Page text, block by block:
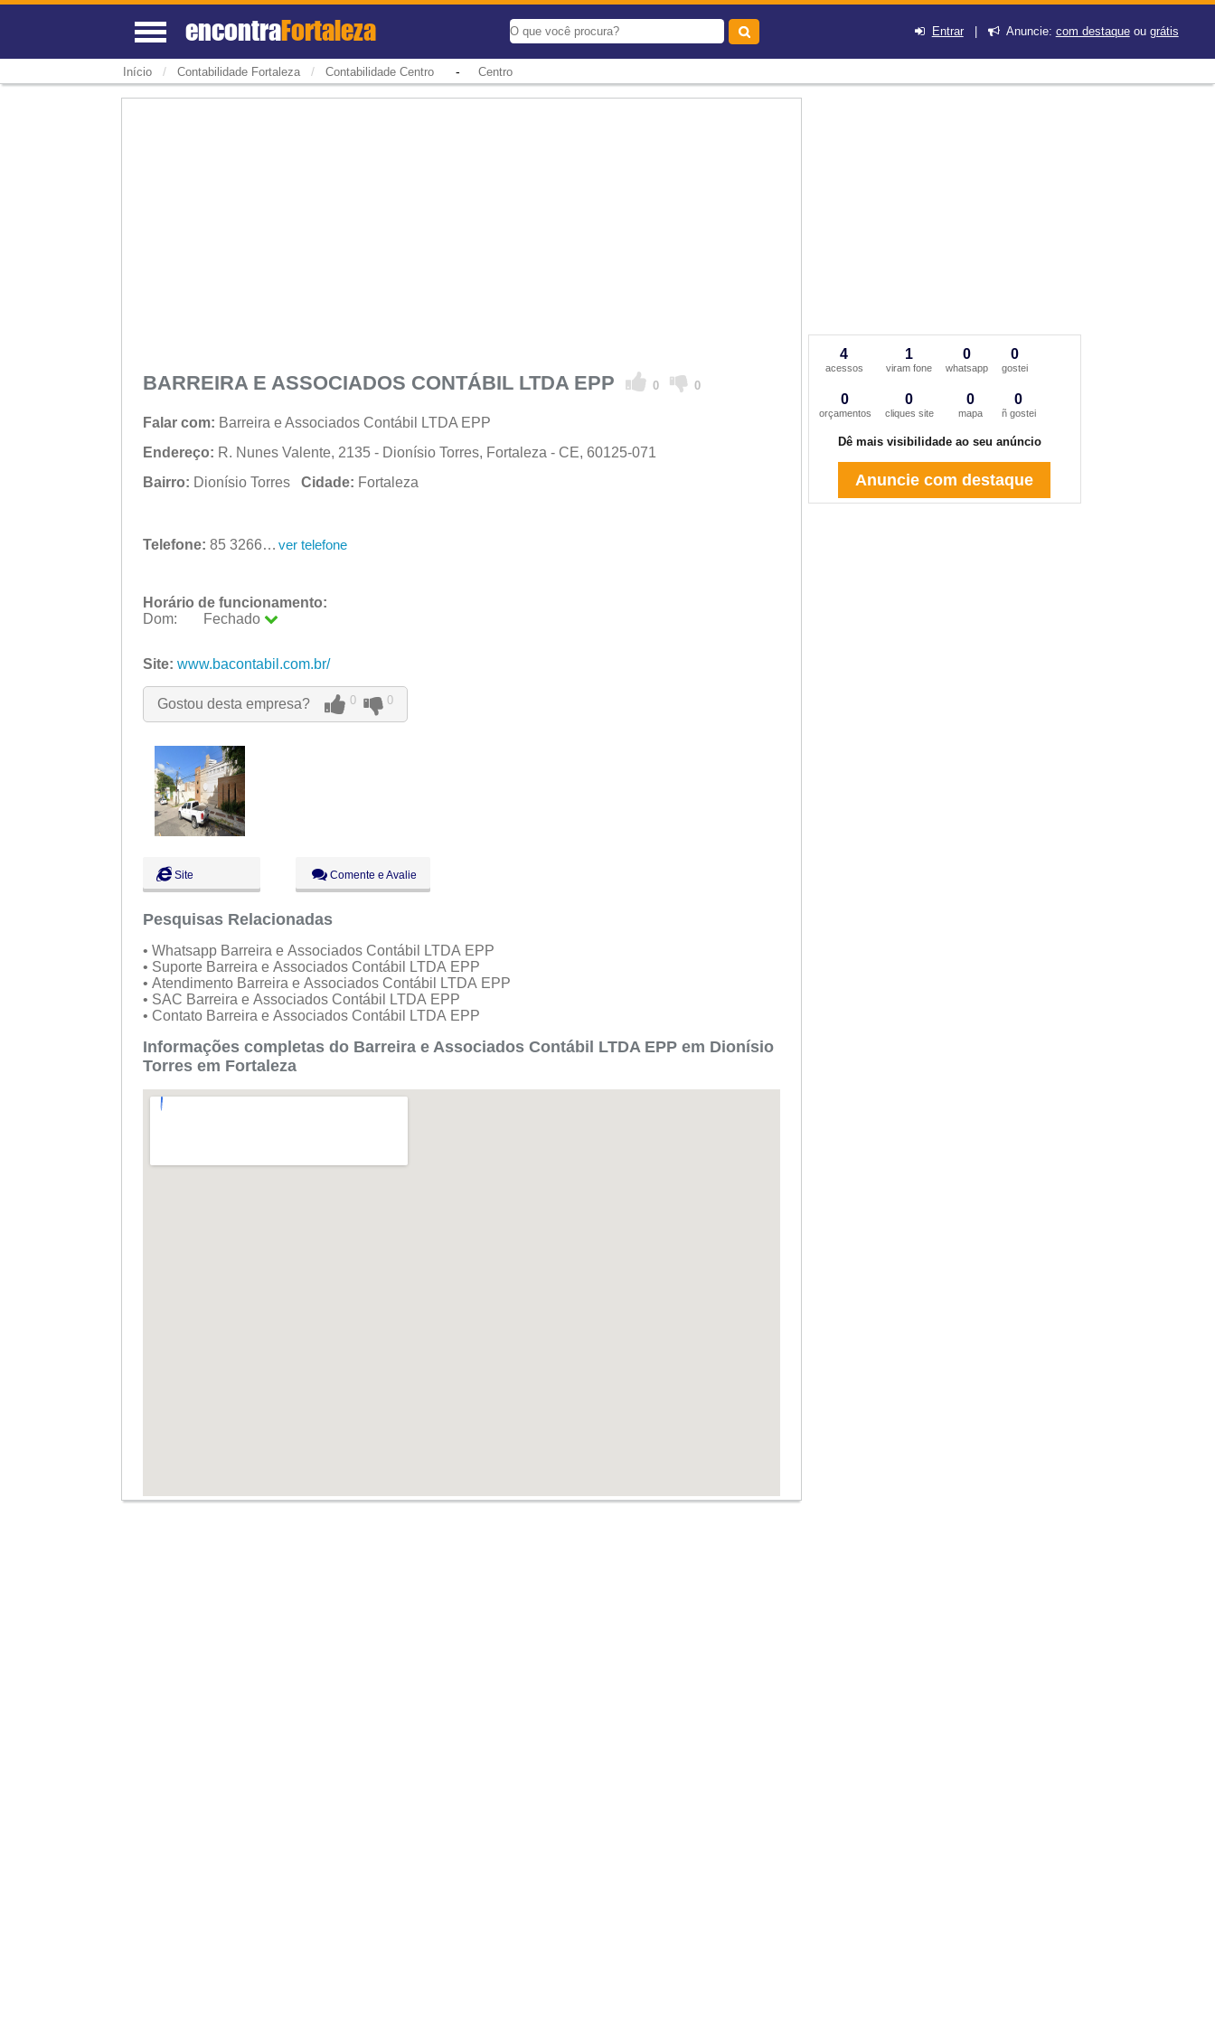
encontraFortaleza Entrar| Anuncie: com destaqueou grátis
Início / Contabilidade Fortaleza / Contabilidade Centro- Centro
BARREIRA E ASSOCIADOS CONTÁBIL LTDA EPP 0 0
Falar com: Barreira e Associados Contábil LTDA EPP
Endereço: R. Nunes Valente, 2135 - Dionísio Torres, Fortaleza - CE, 60125-071
Bairro: Dionísio Torres Cidade: Fortaleza
Telefone: 85 3266-1323 ver telefone
Horário de funcionamento:
Dom:
Fechado
Ter:
09:00 - 18:00
Qui:
09:00 - 18:00
Sex:
09:00 - 18:00
Dom:
Fechado
Site: www.bacontabil.com.br/
Gostou desta empresa? 0 0
Site Comente e Avalie
Pesquisas Relacionadas
• Whatsapp Barreira e Associados Contábil LTDA EPP
• Suporte Barreira e Associados Contábil LTDA EPP
• Atendimento Barreira e Associados Contábil LTDA EPP
• SAC Barreira e Associados Contábil LTDA EPP
• Contato Barreira e Associados Contábil LTDA EPP
Informações completas do Barreira e Associados Contábil LTDA EPP em Dionísio
Torres em Fortaleza
4
acessos
1
viram fone
0
whatsapp
0
gostei
0
orçamentos
0
cliques site
0
mapa
0
ñ gostei
Dê mais visibilidade ao seu anúncio
Anuncie com destaque